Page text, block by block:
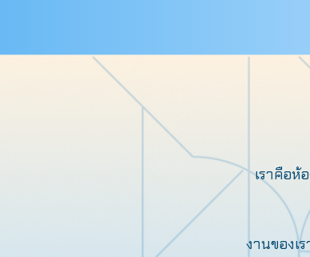
เราคือ
งานของเ